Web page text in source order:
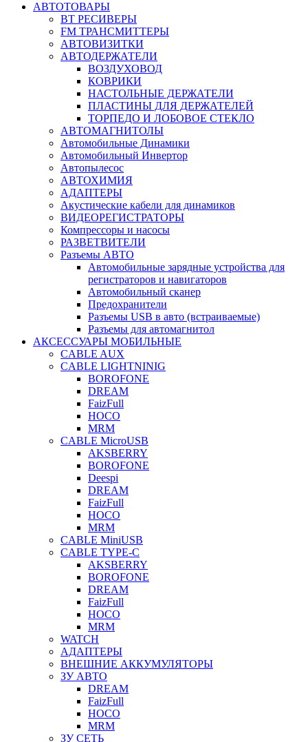
АВТОТОВАРЫ
BT РЕСИВЕРЫ
FM ТРАНСМИТТЕРЫ
АВТОВИЗИТКИ
АВТОДЕРЖАТЕЛИ
ВОЗДУХОВОД
КОВРИКИ
НАСТОЛЬНЫЕ ДЕРЖАТЕЛИ
ПЛАСТИНЫ ДЛЯ ДЕРЖАТЕЛЕЙ
ТОРПЕДО И ЛОБОВОЕ СТЕКЛО
АВТОМАГНИТОЛЫ
Автомобильные Динамики
Автомобильный Инвертор
Автопылесос
АВТОХИМИЯ
АДАПТЕРЫ
Акустические кабели для динамиков
ВИДЕОРЕГИСТРАТОРЫ
Компрессоры и насосы
РАЗВЕТВИТЕЛИ
Разъемы АВТО
Автомобильные зарядные устройства для
регистраторов и навигаторов
Автомобильный сканер
Предохранители
Разъемы USB в авто (встраиваемые)
Разъемы для автомагнитол
АКСЕССУАРЫ МОБИЛЬНЫЕ
CABLE AUX
CABLE LIGHTNINIG
BOROFONE
DREAM
FaizFull
HOCO
MRM
CABLE MicroUSB
AKSBERRY
BOROFONE
Deespi
DREAM
FaizFull
HOCO
MRM
CABLE MiniUSB
CABLE TYPE-C
AKSBERRY
BOROFONE
DREAM
FaizFull
HOCO
MRM
WATCH
АДАПТЕРЫ
ВНЕШНИЕ АККУМУЛЯТОРЫ
ЗУ АВТО
DREAM
FaizFull
HOCO
MRM
ЗУ СЕТЬ